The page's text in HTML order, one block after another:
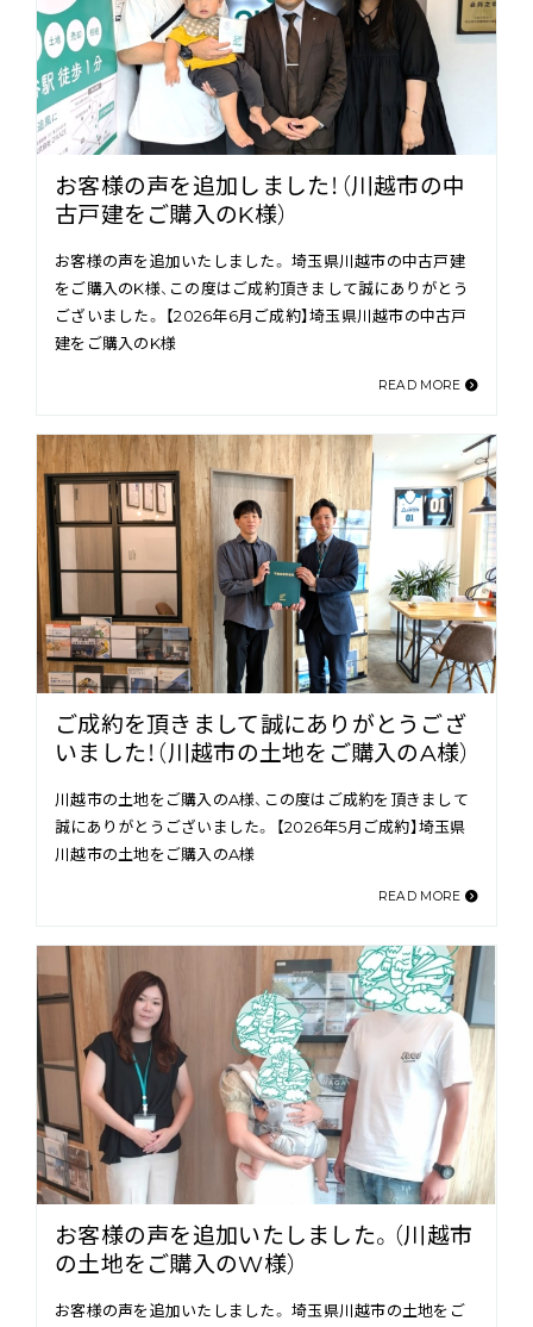
お客様の声を追加しました！（川越市の中
古戸建をご購入のK様）
お客様の声を追加いたしました。 埼玉県川越市の中古戸建
をご購入のK様、この度はご成約頂きまして誠にありがとう
ございました。 【2026年6月ご成約】埼玉県川越市の中古戸
建をご購入のK様
READ MORE
ご成約を頂きまして誠にありがとうござ
いました！（川越市の土地をご購入のA様）
川越市の土地をご購入のA様、この度はご成約を頂きまして
誠にありがとうございました。 【2026年5月ご成約】埼玉県
川越市の土地をご購入のA様
READ MORE
お客様の声を追加いたしました。（川越市
の土地をご購入のW様）
お客様の声を追加いたしました。 埼玉県川越市の土地をご